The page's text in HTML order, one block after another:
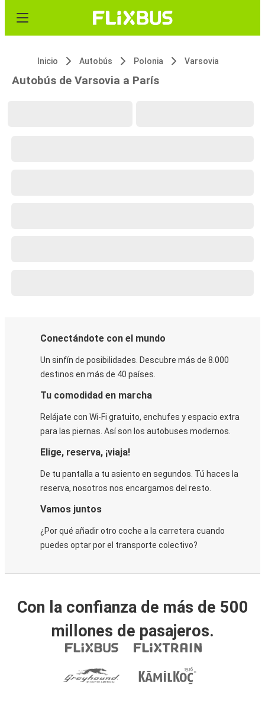
Inicio Autobús Polonia Varsovia
Autobús de Varsovia a París
Conectándote con el mundo
Un sinfín de posibilidades. Descubre más de 8.000
destinos en más de 40 países.
Tu comodidad en marcha
Relájate con Wi-Fi gratuito, enchufes y espacio extra
para las piernas. Así son los autobuses modernos.
Elige, reserva, ¡viaja!
De tu pantalla a tu asiento en segundos. Tú haces la
reserva, nosotros nos encargamos del resto.
Vamos juntos
¿Por qué añadir otro coche a la carretera cuando
puedes optar por el transporte colectivo?
Con la confianza de más de 500
millones de pasajeros.